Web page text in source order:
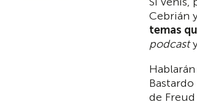
Cebrián
temas
podcast
Hablarán
de